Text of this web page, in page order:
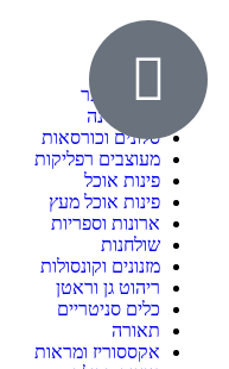
ילדים ונוער
חדרי שינה
סלונים וכורסאות
מעוצבים רפליקות
פינות אוכל
פינות אוכל מעץ
ארונות וספריות
שולחנות
מזנונים וקונסולות
ריהוט גן וראטן
כלים סניטריים
תאורה
אקססוריז ומראות